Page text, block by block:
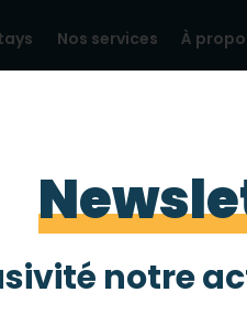
Nos services À
les plages
notre